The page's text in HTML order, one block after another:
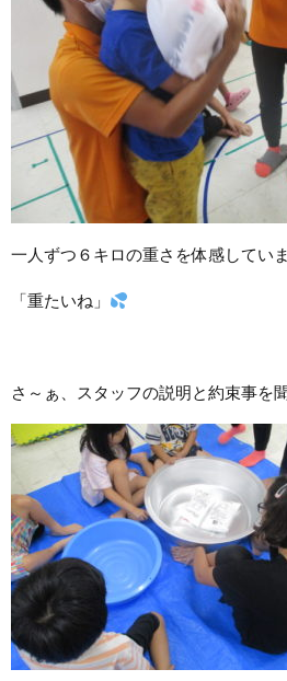
一人ずつ６キロの重さを体感してい
「重たいね」
さ～ぁ、スタッフの説明と約束事を